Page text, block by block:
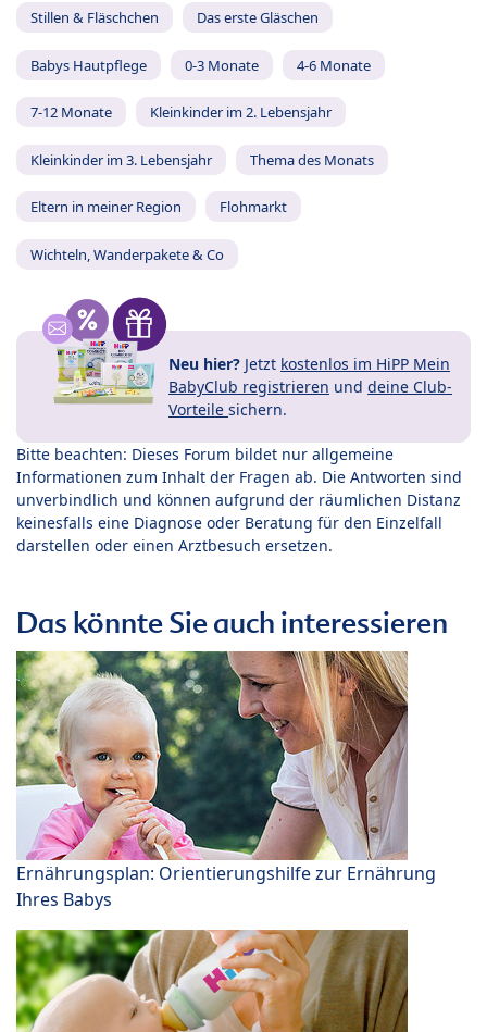
Stillen & Fläschchen Das erste Gläschen
Babys Hautpflege 0-3 Monate 4-6 Monate
7-12 Monate Kleinkinder im 2. Lebensjahr
Kleinkinder im 3. Lebensjahr Thema des Monats
Eltern in meiner Region Flohmarkt
Wichteln, Wanderpakete & Co
Neu hier? Jetzt kostenlos im HiPP Mein
BabyClub registrieren und deine Club-
Vorteile sichern.
Bitte beachten: Dieses Forum bildet nur allgemeine
Informationen zum Inhalt der Fragen ab. Die Antworten sind
unverbindlich und können aufgrund der räumlichen Distanz
keinesfalls eine Diagnose oder Beratung für den Einzelfall
darstellen oder einen Arztbesuch ersetzen.
Das könnte Sie auch interessieren
Ernährungsplan: Orientierungshilfe zur Ernährung
Ihres Babys